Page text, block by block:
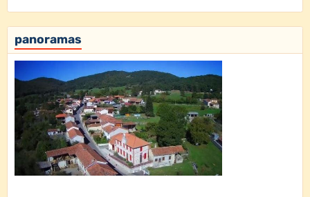
panoramas